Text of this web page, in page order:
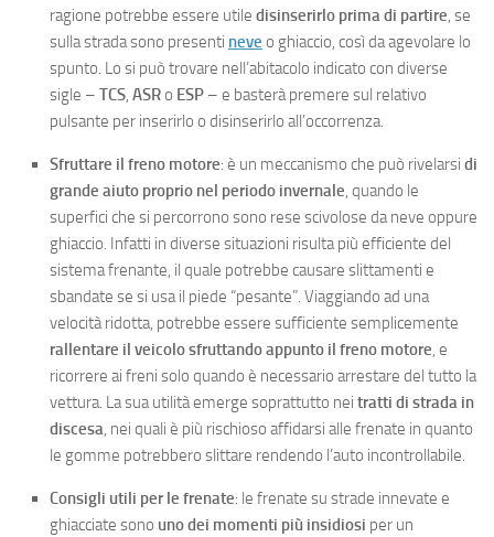
ragione potrebbe essere utile disinserirlo prima di partire, se
sulla strada sono presenti neve o ghiaccio, così da agevolare lo
spunto. Lo si può trovare nell’abitacolo indicato con diverse
sigle – TCS, ASRo ESP – e basterà premere sul relativo
pulsante per inserirlo o disinserirlo all’occorrenza.
Sfruttare il freno motore: è un meccanismo che può rivelarsi di
grande aiuto proprio nel periodo invernale, quando le
superfici che si percorrono sono rese scivolose da neve oppure
ghiaccio. Infatti in diverse situazioni risulta più efficiente del
sistema frenante, il quale potrebbe causare slittamenti e
sbandate se si usa il piede “pesante”. Viaggiando ad una
velocità ridotta, potrebbe essere sufficiente semplicemente
rallentare il veicolo sfruttando appunto il freno motore, e
ricorrere ai freni solo quando è necessario arrestare del tutto la
vettura. La sua utilità emerge soprattutto nei tratti di strada in
discesa, nei quali è più rischioso affidarsi alle frenate in quanto
le gomme potrebbero slittare rendendo l’auto incontrollabile.
Consigli utili per le frenate: le frenate su strade innevate e
ghiacciate sono uno dei momenti più insidiosi per un